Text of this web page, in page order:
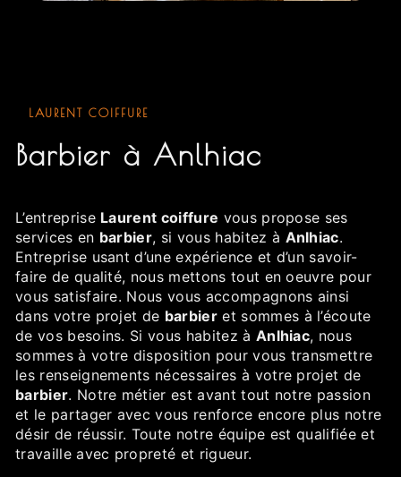
LAURENT COIFFURE
barbier à Anlhiac
L’entreprise Laurent coiffure vous propose ses
services en barbier, si vous habitez à Anlhiac.
Entreprise usant d’une expérience et d’un savoir-
faire de qualité, nous mettons tout en oeuvre pour
vous satisfaire. Nous vous accompagnons ainsi
dans votre projet de barbieret sommes à l’écoute
de vos besoins. Si vous habitez à Anlhiac, nous
sommes à votre disposition pour vous transmettre
les renseignements nécessaires à votre projet de
barbier. Notre métier est avant tout notre passion
et le partager avec vous renforce encore plus notre
désir de réussir. Toute notre équipe est qualifiée et
travaille avec propreté et rigueur.